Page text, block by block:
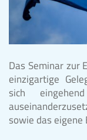
Das Seminar zur
einzigartige
sich
sowie das eigene